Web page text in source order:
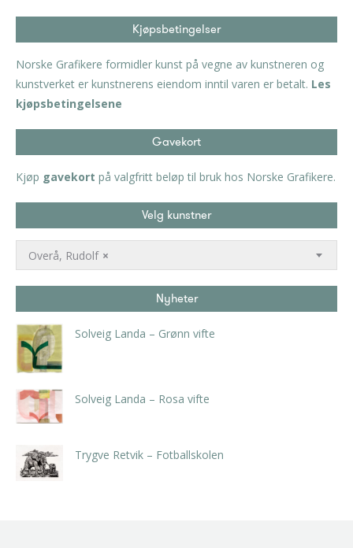
Kjøpsbetingelser
Norske Grafikere formidler kunst på vegne av kunstneren og
kunstverket er kunstnerens eiendom inntil varen er betalt. Les
kjøpsbetingelsene
Gavekort
Kjøp gavekort på valgfritt beløp til bruk hos Norske Grafikere.
Velg kunstner
×
Overå, Rudolf
Nyheter
Solveig Landa – Grønn vifte
Solveig Landa – Rosa vifte
Trygve Retvik – Fotballskolen